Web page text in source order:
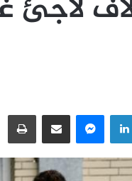
لاجئ
لينكدإن ماسنجر مشاركة عبر البريد